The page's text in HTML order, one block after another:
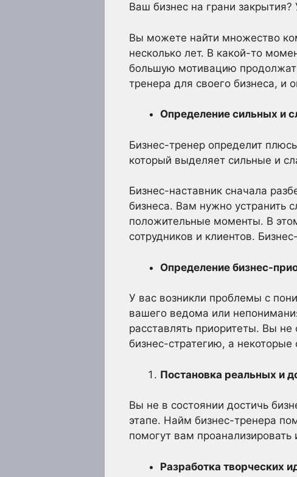
Ваш бизнес на грани
Вы можете найти множество
несколько лет. В какой-то
большую мотивацию
тренера для своего бизнеса, и
Определение сильных и
Бизнес-тренер определит
который выделяет сильные и
Бизнес-наставник сначала
бизнеса. Вам нужно устранить
положительные моменты. В
сотрудников и клиентов.
Определение бизнес-
У вас возникли проблемы с
вашего ведома или
расставлять приоритеты. Вы
бизнес-стратегию, а
Постановка реальных и
Вы не в состоянии достичь
этапе. Найм бизнес-тренера
помогут вам
Разработка творческих